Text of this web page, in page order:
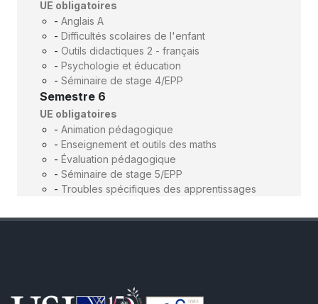
UE obligatoires
- Anglais A
- Difficultés scolaires de l'enfant
- Outils didactiques 2 - français
- Psychologie et éducation
- Séminaire de stage 4/EPP
Semestre 6
UE obligatoires
- Animation pédagogique
- Enseignement et outils des maths
- Évaluation pédagogique
- Séminaire de stage 5/EPP
- Troubles spécifiques des apprentissages